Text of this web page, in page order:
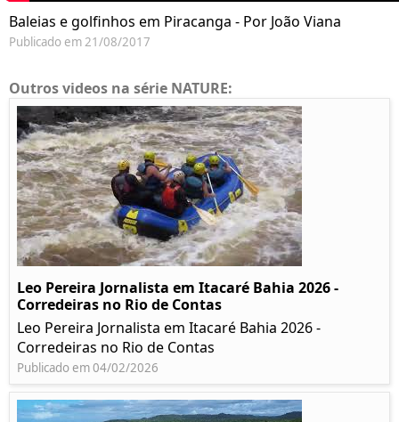
Baleias e golfinhos em Piracanga - Por João Viana
Publicado em 21/08/2017
Outros videos na série NATURE:
Leo Pereira Jornalista em Itacaré Bahia 2026 -
Corredeiras no Rio de Contas
Leo Pereira Jornalista em Itacaré Bahia 2026 -
Corredeiras no Rio de Contas
Publicado em 04/02/2026